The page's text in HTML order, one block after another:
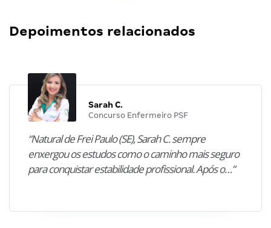
Depoimentos relacionados
Sarah C.
Concurso Enfermeiro PSF
“Natural de Frei Paulo (SE), Sarah C. sempre
enxergou os estudos como o caminho mais seguro
para conquistar estabilidade profissional. Após o…”